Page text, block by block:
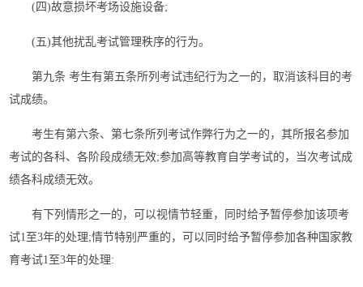
(四)故意损坏考场设施设备;
(五)其他扰乱考试管理秩序的行为。
第九条 考生有第五条所列考试违纪行为之一的，取消该科目的考
试成绩。
考生有第六条、第七条所列考试作弊行为之一的，其所报名参加
考试的各科、各阶段成绩无效;参加高等教育自学考试的，当次考试成
绩各科成绩无效。
有下列情形之一的，可以视情节轻重，同时给予暂停参加该项考
试1至3年的处理;情节特别严重的，可以同时给予暂停参加各种国家教
育考试1至3年的处理: